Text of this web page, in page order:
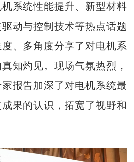
系统性能提升、新型材料
动与控制技术等热点话题
、多角度分享了对电机系
知灼见。现场气氛热烈，
报告加深了对电机系统最
果的认识，拓宽了视野和